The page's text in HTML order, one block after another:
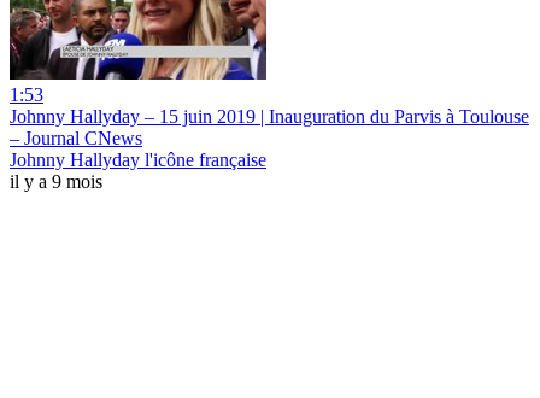
1:53
Johnny Hallyday – 15 juin 2019 | Inauguration du Parvis à Toulouse
– Journal CNews
Johnny Hallyday l'icône française
il y a 9 mois